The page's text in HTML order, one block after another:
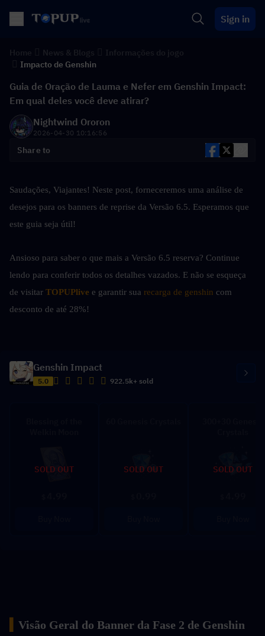
Sign in
Impacto de Genshin
Guia de Oração de Lauma e Nefer em Genshin Impact:
Em qual deles você deve atirar?
Nightwind Ororon
2026-04-30 10:16:56
Share to
Saudações, Viajantes! Neste post, forneceremos uma análise de
desejos para os banners de reprise da Versão 6.5. Esperamos que
este guia seja útil!
Ansioso para saber o que mais a Versão 6.5 reserva? Continue
lendo para conferir todos os detalhes vazados. E não se esqueça
de visitar TOPUPlive e garantir sua recarga de genshin com
desconto de até 28%!
Genshin Impact
5.0 922.5k+ sold
SOLD OUT SOLD OUT SOLD OUT
Visão Geral do Banner da Fase 2 de Genshin